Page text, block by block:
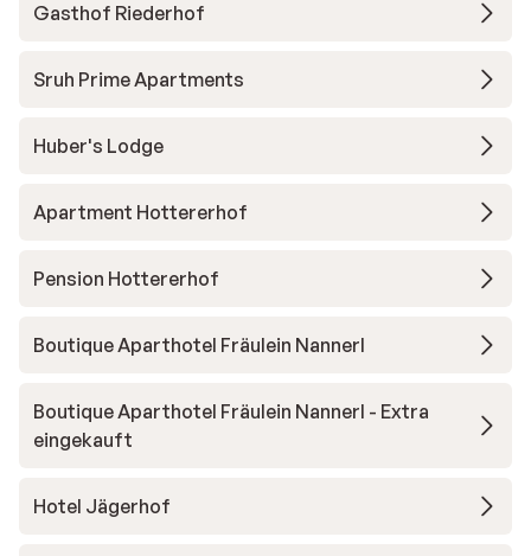
Gasthof Riederhof
Sruh Prime Apartments
Huber's Lodge
Apartment Hottererhof
Pension Hottererhof
Boutique Aparthotel Fräulein Nannerl
Boutique Aparthotel Fräulein Nannerl - Extra
eingekauft
Hotel Jägerhof